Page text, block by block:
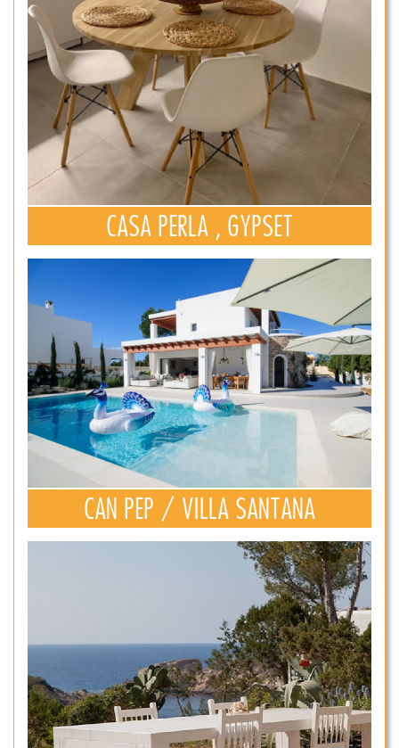
CASA PERLA , GYPSET
CAN PEP / VILLA SANTANA